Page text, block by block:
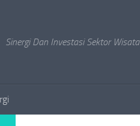
Sinergi Dan Investasi Sektor Wisata